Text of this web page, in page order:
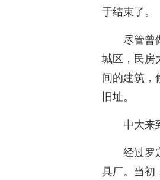
于结束了。
尽管曾
城区，民房
间的建筑，
旧址。
中大来
经过罗
具厂。当初